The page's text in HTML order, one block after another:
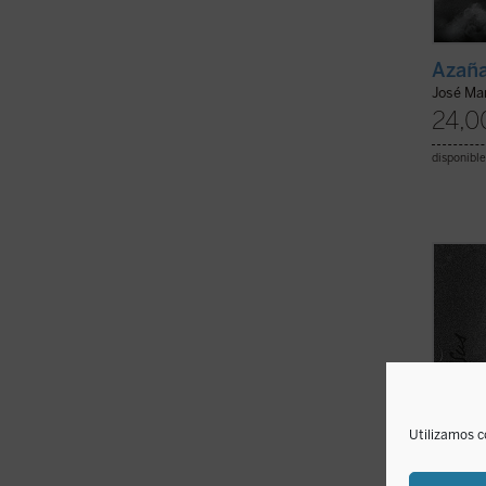
Utilizamos
José
Esta
de